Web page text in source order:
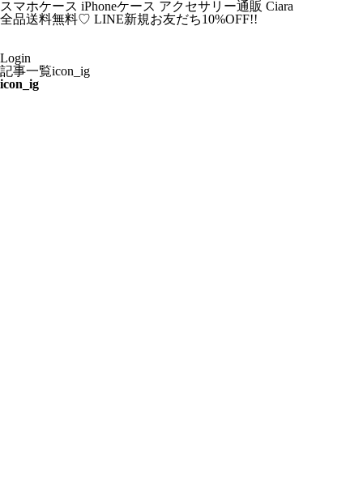
スマホケース iPhoneケース アクセサリー通販 Ciara
全品送料無料♡ LINE新規お友だち10%OFF!!
Login
記事一覧icon_ig
icon_ig